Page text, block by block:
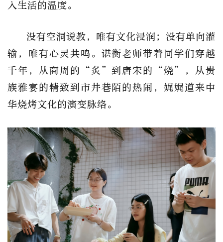
入生活的温度。
没有空洞说教，唯有文化浸润；没有单向灌
输，唯有心灵共鸣。谌衡老师带着同学们穿越
千年，从商周的“炙”到唐宋的“烧”，从贵
族雅宴的精致到市井巷陌的热闹，娓娓道来中
华烧烤文化的演变脉络。